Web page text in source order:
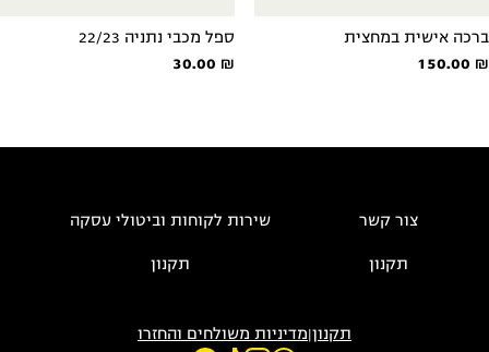
אישית במחצית
150.00
ספל מכבי נתניה 22/23
30.00₪
צור קשר שירות לקוחות וביטולי עסקה
תקנון תקנון
תקנון|מדיניות משולחים והחזרו